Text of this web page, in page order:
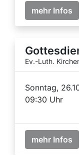
mehr Infos
Ev.-Luth.
Sonntag,
09:30 Uhr
mehr Infos